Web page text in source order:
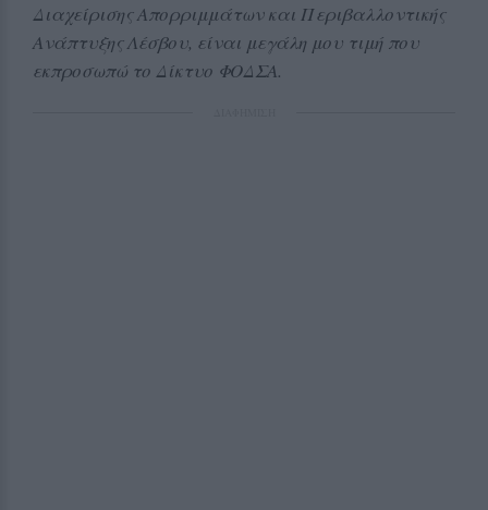
Διαχείρισης Απορριμμάτων και Περιβαλλοντικής
Ανάπτυξης Λέσβου, είναι μεγάλη μου τιμή που
εκπροσωπώ το Δίκτυο ΦΟΔΣΑ.